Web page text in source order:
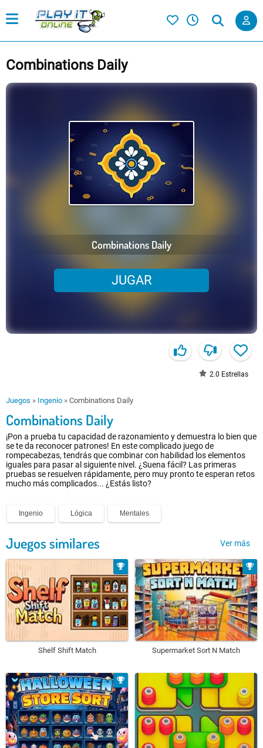
Combinations Daily
Combinations Daily
JUGAR
2.0 Estrellas
Juegos » Ingenio » Combinations Daily
Combinations Daily
¡Pon a prueba tu capacidad de razonamiento y demuestra lo bien que
se te da reconocer patrones! En este complicado juego de
rompecabezas, tendrás que combinar con habilidad los elementos
iguales para pasar al siguiente nivel. ¿Suena fácil? Las primeras
pruebas se resuelven rápidamente, pero muy pronto te esperan retos
mucho más complicados... ¿Estás listo?
Ingenio Lógica Mentales
Juegos similares Ver más
Shelf Shift Match Supermarket Sort N Match